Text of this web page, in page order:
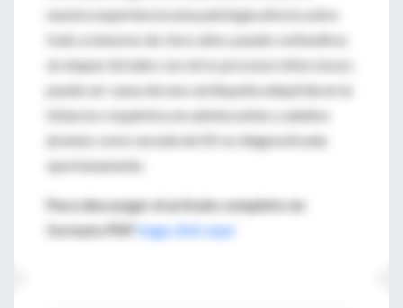
nuestra experiencia esta patología afecta sobre
todo a menores de cinco años; puede confundirse
en etapas iniciales con otros procesos infecciosos;
puede ser causa de una cardiopatía adquirida en la
infancia o isquémica en adolescentes y adultos
jóvenes como secuela de EK no diagnosticada
oportunamente.
Para descargar el artículo completo en
formato PDF
haga click aquí